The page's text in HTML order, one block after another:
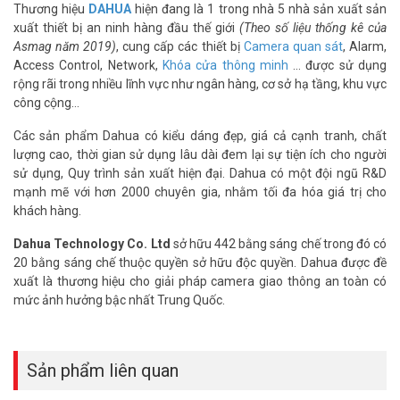
– Mặt kính: Kính cường lực, công nghệ Zero Air Gap viết vẽ không
độ trễ.
– Cảm ứng: Hồng ngoại đa điểm, nhận diện 20 điểm chạm cùng lúc.
– Hệ điều hành: Android 8.0 tích hợp (hỗ trợ nâng cấp Module PC
chạy Windows).
– Phần cứng: Chip 4 nhân, RAM 4GB, bộ nhớ trong ROM 32GB hoạt
– Bảo mật cao: Khóa và bảo vệ thông tin bằng Cảm biến vân tay
(lưu tới 256 vân tay).
– Chia sẻ nhanh: Truyền hình ảnh không dây từ điện thoại/máy
tính, quét mã QR để xuất file.
– Camera: Độ phân giải 8 MP (4K), góc nhìn siêu rộng 104°.
xa 6m – 8m.
– Hệ thống Loa: Loa siêu trầm công nghệ âm thanh 2.1 (Tổng công
suất 45W)
– Cổng kết nối: Đầy đủ cổng HDMI, USB 3.0, VGA, cổng LAN và Wi-Fi
– Trọng lượng: 54 kg (nặng hơn phiên bản 65 inch)
– Nhiệt độ hoạt động –10 °C to +45 °C
Thương hiệu DAHUA hiện đang là 1 trong nhà 5 nhà sản xuất sản
xuất thiết bị an ninh hàng đầu thế giới (Theo số liệu thống kê của
Asmag năm 2019), cung cấp các thiết bị Camera quan sát, Alarm,
Access Control, Network, Khóa cửa thông minh … được sử dụng
rộng rãi trong nhiều lĩnh vực như ngân hàng, cơ sở hạ tầng, khu vực
công cộng…
Các sản phẩm Dahua có kiểu dáng đẹp, giá cả cạnh tranh, chất
lượng cao, thời gian sử dụng lâu dài đem lại sự tiện ích cho người
sử dụng, Quy trình sản xuất hiện đại. Dahua có một đội ngũ R&D
mạnh mẽ với hơn 2000 chuyên gia, nhằm tối đa hóa giá trị cho
khách hàng.
Dahua Technology Co. Ltd sở hữu 442 bằng sáng chế trong đó có
20 bằng sáng chế thuộc quyền sở hữu độc quyền. Dahua được đề
xuất là thương hiệu cho giải pháp camera giao thông an toàn có
mức ảnh hưởng bậc nhất Trung Quốc.
Sản phẩm liên quan